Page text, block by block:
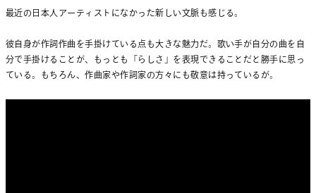
最近の日本人アーティストになかった新しい文脈も感じる。
彼自身が作詞作曲を手掛けている点も大きな魅力だ。歌い手が自分の曲を自
分で手掛けることが、もっとも「らしさ」を表現できることだと勝手に思っ
ている。もちろん、作曲家や作詞家の方々にも敬意は持っているが。